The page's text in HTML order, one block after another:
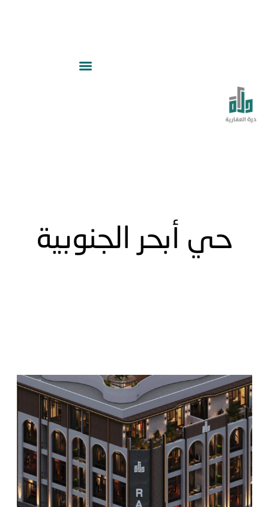
حي أبحر الجنوبية